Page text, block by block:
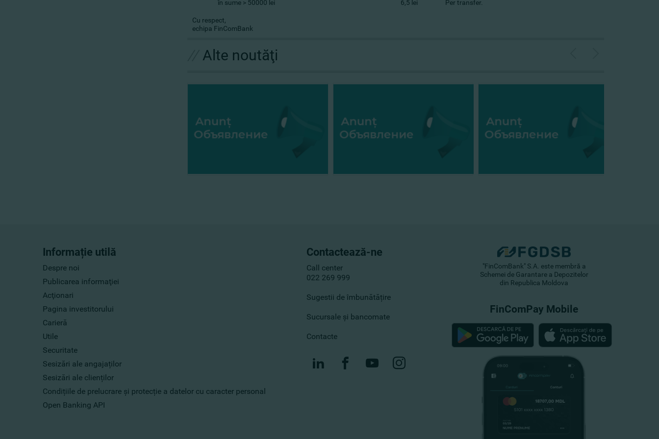
în sume > 50000 lei
6,5 lei Per transfer.
Cu respect,
echipa FinComBank
Alte noutăţi
Informație utilă
Despre noi
Publicarea informaţiei
Acţionari
Pagina investitorului
Carieră
Utile
Securitate
Sesizări ale angajaților
Sesizări ale clienților
Condițiile de prelucrare și protecție a datelor cu caracter personal
Open Banking API
Contactează-ne
Call center
022 269 999
Sugestii de îmbunătățire
Sucursale și bancomate
Contacte
"FinComBank" S.A. este membră a
Schemei de Garantare a Depozitelor
din Republica Moldova
FinComPay Mobile